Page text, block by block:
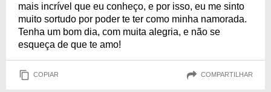
mais incrível que eu conheço, e por isso, eu me sinto
muito sortudo por poder te ter como minha namorada.
Tenha um bom dia, com muita alegria, e não se
esqueça de que te amo!
COPIAR COMPARTILHAR